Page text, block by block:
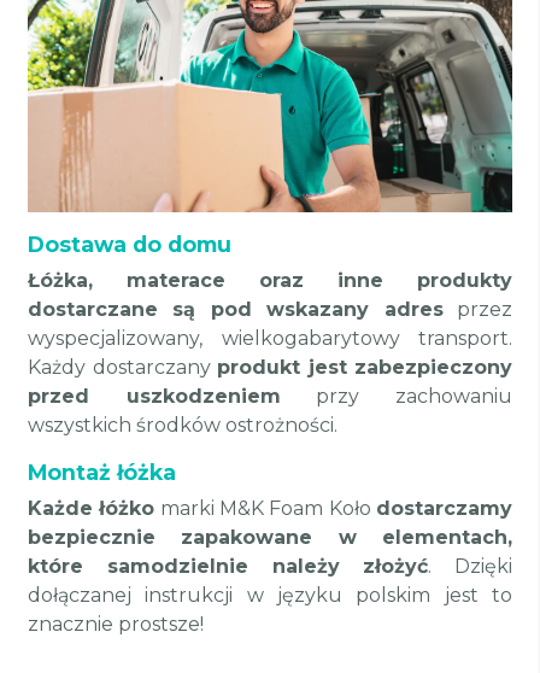
Dostawa do domu
Łóżka, materace oraz inne produkty
dostarczane są pod wskazany adresprzez
wyspecjalizowany, wielkogabarytowy transport.
Każdy dostarczany produkt jest zabezpieczony
przed uszkodzeniem przy zachowaniu
wszystkich środków ostrożności.
Montaż łóżka
Każde łóżko marki M&K Foam Koło dostarczamy
bezpiecznie zapakowane w elementach,
które samodzielnie należy złożyć. Dzięki
dołączanej instrukcji w języku polskim jest to
znacznie prostsze!